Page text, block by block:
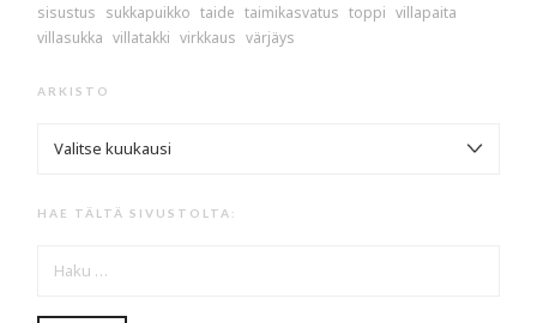
sisustus sukkapuikko taide taimikasvatus toppi villapaita
villasukka villatakki virkkaus värjäys
ARKISTO
HAE TÄLTÄ SIVUSTOLTA: